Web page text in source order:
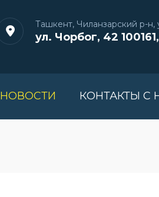
Ташкент, Чиланзарский р-н,
ул. Чорбог, 42 100161,
НОВОСТИ КОНТАКТЫ С